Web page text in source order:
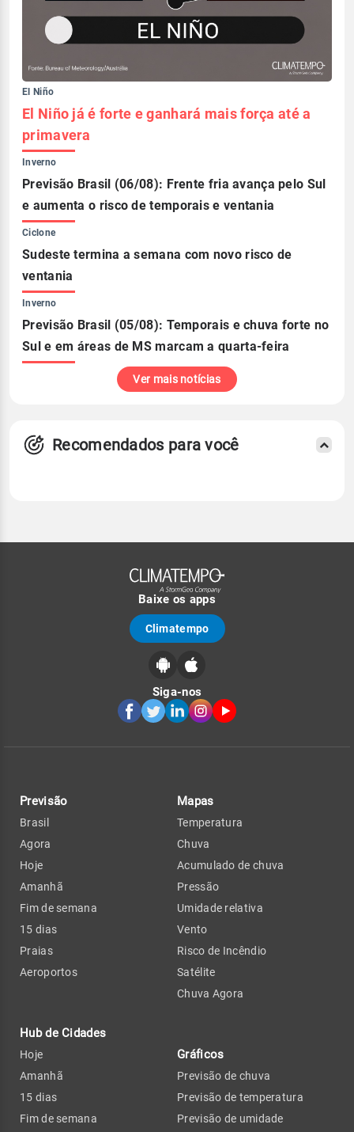
El Niño
El Niño já é forte e ganhará mais força até a
primavera
Inverno
Previsão Brasil (06/08): Frente fria avança pelo Sul
e aumenta o risco de temporais e ventania
Ciclone
Sudeste termina a semana com novo risco de
ventania
Inverno
Previsão Brasil (05/08): Temporais e chuva forte no
Sul e em áreas de MS marcam a quarta-feira
Ver mais notícias
Recomendados para você
Baixe os apps
Climatempo
Siga-nos
Previsão
Brasil
Agora
Hoje
Amanhã
Fim de semana
15 dias
Praias
Aeroportos
Hub de Cidades
Hoje
Amanhã
15 dias
Fim de semana
Mapas
Temperatura
Chuva
Acumulado de chuva
Pressão
Umidade relativa
Vento
Risco de Incêndio
Satélite
Chuva Agora
Gráficos
Previsão de chuva
Previsão de temperatura
Previsão de umidade